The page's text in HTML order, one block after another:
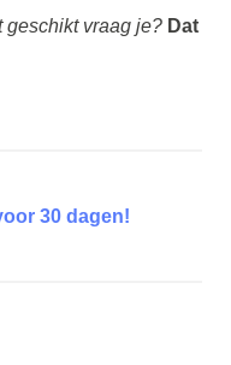
geschikt vraag je? Dat
30 dagen!